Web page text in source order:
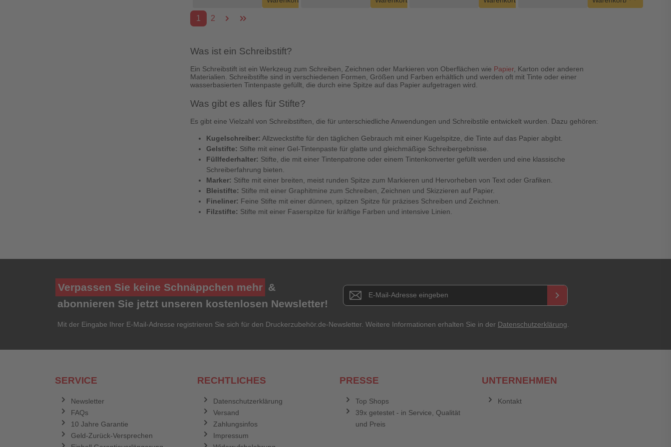
1 2
Was ist ein Schreibstift?
Ein Schreibstift ist ein Werkzeug zum Schreiben, Zeichnen oder Markieren von Oberflächen wie Papier, Karton oder anderen
Materialien. Schreibstifte sind in verschiedenen Formen, Größen und Farben erhältlich und werden oft mit Tinte oder einer
wasserbasierten Tintenpaste gefüllt, die durch eine Spitze auf das Papier aufgetragen wird.
Was gibt es alles für Stifte?
Es gibt eine Vielzahl von Schreibstiften, die für unterschiedliche Anwendungen und Schreibstile entwickelt wurden. Dazu gehören:
Kugelschreiber: Allzweckstifte für den täglichen Gebrauch mit einer Kugelspitze, die Tinte auf das Papier abgibt.
Gelstifte: Stifte mit einer Gel-Tintenpaste für glatte und gleichmäßige Schreibergebnisse.
Füllfederhalter: Stifte, die mit einer Tintenpatrone oder einem Tintenkonverter gefüllt werden und eine klassische
Schreiberfahrung bieten.
Marker: Stifte mit einer breiten, meist runden Spitze zum Markieren und Hervorheben von Text oder Grafiken.
Bleistifte: Stifte mit einer Graphitmine zum Schreiben, Zeichnen und Skizzieren auf Papier.
Fineliner: Feine Stifte mit einer dünnen, spitzen Spitze für präzises Schreiben und Zeichnen.
Filzstifte: Stifte mit einer Faserspitze für kräftige Farben und intensive Linien.
Verpassen Sie keine Schnäppchen mehr &
abonnieren Sie jetzt unseren kostenlosen Newsletter!
Newsletter E-Mail Adresse keyboard_arrow_right
Mit der Eingabe Ihrer E-Mail-Adresse registrieren Sie sich für den Druckerzubehör.de-Newsletter. Weitere Informationen erhalten Sie in der Datenschutzerklärung
SERVICE
Newsletter
FAQs
10 Jahre Garantie
Geld-Zurück-Versprechen
RECHTLICHES
Datenschutzerklärung
Versand
Zahlungsinfos
Impressum
PRESSE
Top Shops
39x getestet - in Service, Qualität
und Preis
UNTERNEHMEN
Kontakt